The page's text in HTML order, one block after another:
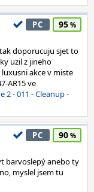
PC 95
doporucuju sjet to
uzil z jineho
akce v miste
AR15 ve
2 - 011 - Cleanup -
PC 90
barvoslepý anebo ty
myslel jsem tu